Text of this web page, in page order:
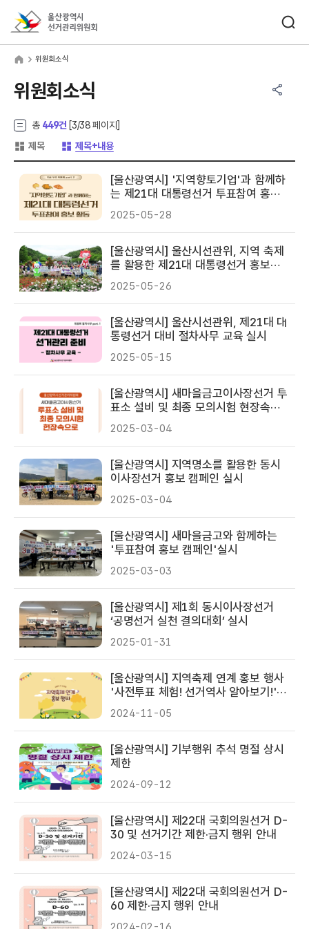
위원회소식
위원회소식
총 449건 [3/38 페이지]
제목 제목+내용
[울산광역시] '지역향토기업'과 함께하
는 제21대 대통령선거 투표참여 홍보
활동 실시
2025-05-28
[울산광역시] 울산시선관위, 지역 축제
를 활용한 제21대 대통령선거 홍보캠
페인 실시
2025-05-26
[울산광역시] 울산시선관위, 제21대 대
통령선거 대비 절차사무 교육 실시
2025-05-15
[울산광역시] 새마을금고이사장선거 투
표소 설비 및 최종 모의시험 현장속으
로
2025-03-04
[울산광역시] 지역명소를 활용한 동시
이사장선거 홍보 캠페인 실시
2025-03-04
[울산광역시] 새마을금고와 함께하는
'투표참여 홍보 캠페인'실시
2025-03-03
[울산광역시] 제1회 동시이사장선거
‘공명선거 실천 결의대회’ 실시
2025-01-31
[울산광역시] 지역축제 연계 홍보 행사
'사전투표 체험! 선거역사 알아보기!'
실시
2024-11-05
[울산광역시] 기부행위 추석 명절 상시
제한
2024-09-12
[울산광역시] 제22대 국회의원선거 D-
30 및 선거기간 제한·금지 행위 안내
2024-03-15
[울산광역시] 제22대 국회의원선거 D-
60 제한·금지 행위 안내